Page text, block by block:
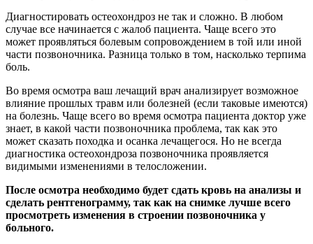
Диагностировать остеохондроз не так и сложно. В любом
случае все начинается с жалоб пациента. Чаще всего это
может проявляться болевым сопровождением в той или иной
части позвоночника. Разница только в том, насколько терпима
боль.
Во время осмотра ваш лечащий врач анализирует возможное
влияние прошлых травм или болезней (если таковые имеются)
на болезнь. Чаще всего во время осмотра пациента доктор уже
знает, в какой части позвоночника проблема, так как это
может сказать походка и осанка лечащегося. Но не всегда
диагностика остеохондроза позвоночника проявляется
видимыми изменениями в телосложении.
После осмотра необходимо будет сдать кровь на анализы и
сделать рентгенограмму, так как на снимке лучше всего
просмотреть изменения в строении позвоночника у
больного.